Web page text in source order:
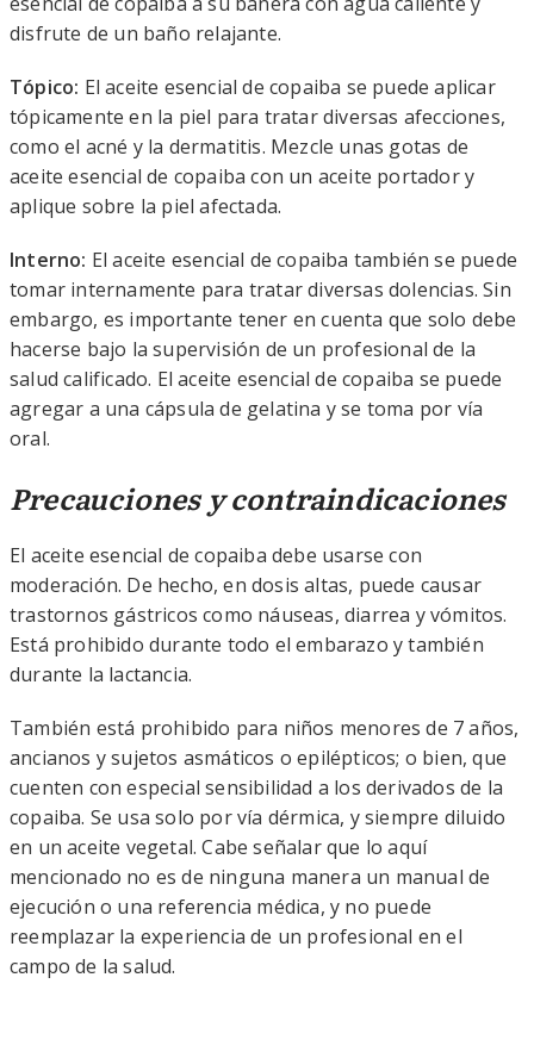
disfrute de un baño relajante.
Tópico: El aceite esencial de copaiba se puede aplicar
tópicamente en la piel para tratar diversas afecciones,
como el acné y la dermatitis. Mezcle unas gotas de
aceite esencial de copaiba con un aceite portador y
aplique sobre la piel afectada.
Interno: El aceite esencial de copaiba también se puede
tomar internamente para tratar diversas dolencias. Sin
embargo, es importante tener en cuenta que solo debe
hacerse bajo la supervisión de un profesional de la
salud calificado. El aceite esencial de copaiba se puede
agregar a una cápsula de gelatina y se toma por vía
oral.
Precauciones y contraindicaciones
El aceite esencial de copaiba debe usarse con
moderación. De hecho, en dosis altas, puede causar
trastornos gástricos como náuseas, diarrea y vómitos.
Está prohibido durante todo el embarazo y también
durante la lactancia.
También está prohibido para niños menores de 7 años,
ancianos y sujetos asmáticos o epilépticos; o bien, que
cuenten con especial sensibilidad a los derivados de la
copaiba. Se usa solo por vía dérmica, y siempre diluido
en un aceite vegetal. Cabe señalar que lo aquí
mencionado no es de ninguna manera un manual de
ejecución o una referencia médica, y no puede
reemplazar la experiencia de un profesional en el
campo de la salud.